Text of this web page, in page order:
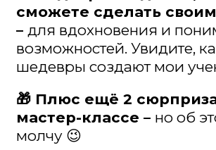
Регистрируйтесь прямо
пока это предложение
2. Переходите по инструкции
бот в Телеграм, в котором вам
обещанные подарки и все
напоминания об эфире!
ПРИНЯТЬ УЧАСТИЕ ЗА ̶1̶